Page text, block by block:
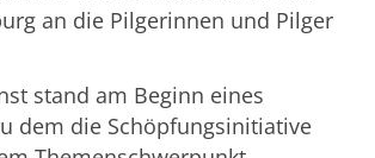
an die Pilgerinnen und Pilger
stand am Beginn eines
dem die Schöpfungsinitiative